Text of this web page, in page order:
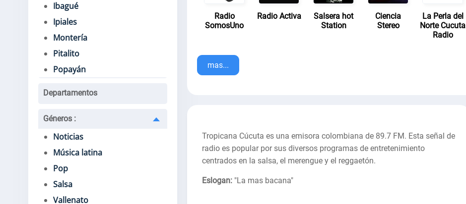
Ibagué
Ipiales
Montería
Pitalito
Popayán
Departamentos
Géneros :
Noticias
Música latina
Pop
Salsa
Vallenato
Radio
SomosUno
Radio Activa
Salsera hot
Station
Ciencia
Stereo
La Perla del
Norte Cucuta
Radio
mas...
Tropicana Cúcuta es una emisora colombiana de 89.7 FM. Esta señal de
radio es popular por sus diversos programas de entretenimiento
centrados en la salsa, el merengue y el reggaetón.
Eslogan: "La mas bacana"